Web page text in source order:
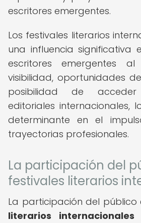
escritores emergentes.
Los festivales literarios
una influencia significativa
escritores emergentes al
visibilidad, oportunidades
posibilidad de
editoriales internacionales,
determinante en el
trayectorias profesionales.
La participación del
festivales literarios
La participación del público
literarios internacionales